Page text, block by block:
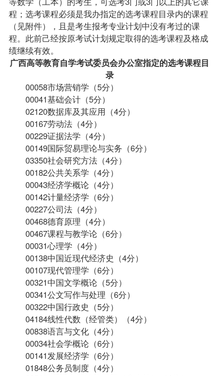
程；选考课程必须是我办指定的选考课程目录内的课程
（见附件），且是考生报考专业计划中没有考过的课
程。此前己经按原考试计划规定取得的选考课程及格成
绩继续有效。
广西高等教育自学考试委员会办公室指定的选考课程目
录
00058市场营销学（5分）
00041基础会计（5分）
02120数据库及其应用（4分）
00167劳动法（4分）
00229证据法学（4分）
00149国际贸易理论与实务 （6分）
03350社会研究方法（4分）
00182公共关系学（4分）
00043经济学概论（4分）
00142计量经济学（6分）
00227公司法（4分）
00468德育原理（4分）
00467课程与教学论（6分）
00031心理学（4分）
00138中国近现代经济史（4分）
00107现代管理学（6分）
00321中国文学概论（5分）
00341公文写作与处理 （6分）
00322中国行政史（5分）
04184线性代数（经管类）
（4分）
00838语言与文化（4分）
00034社会学概论（6分）
00141发展经济学（6分）
01848公务员制度（4分）